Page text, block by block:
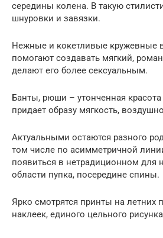
середины колена. В такую
шнуровки и завязки.
Нежные и кокетливые кружевные
помогают создавать мягкий,
делают его более сексуальным.
Банты, рюши – утонченная красота
придает образу мягкость,
Актуальными остаются разного
том числе по асимметричной
появиться в нетрадиционном для
области пупка, посередине спины.
Ярко смотрятся принты на летних
наклеек, единого цельного